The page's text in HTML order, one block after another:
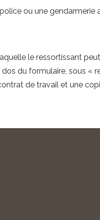
ou une gendarmerie
le ressortissant
du formulaire, sous «
de travail et une